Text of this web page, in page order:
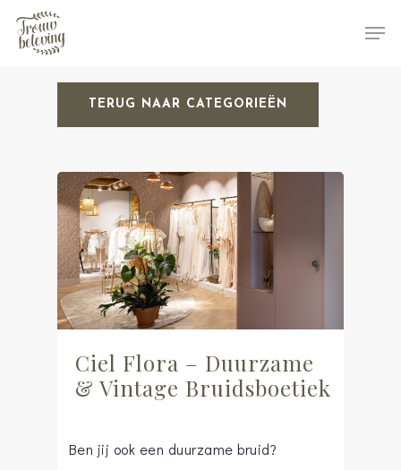
Hit enter to search or ESC to close
TERUG NAAR CATEGORIEËN
Ciel Flora – Duurzame
& Vintage Bruidsboetiek
Ben jij ook een duurzame bruid?